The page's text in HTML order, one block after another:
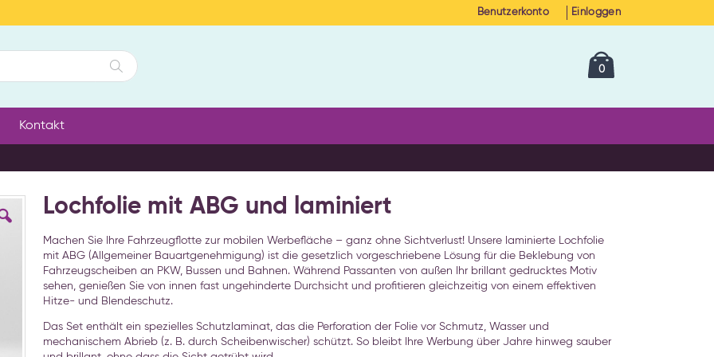
Benutzerkonto Einloggen
0Artikel
Kontakt
Lochfolie mit ABG und laminiert
Machen Sie Ihre Fahrzeugflotte zur mobilen Werbefläche – ganz ohne Sichtverlust! Unsere laminierte Lochfolie
mit ABG (Allgemeiner Bauartgenehmigung) ist die gesetzlich vorgeschriebene Lösung für die Beklebung von
Fahrzeugscheiben an PKW, Bussen und Bahnen. Während Passanten von außen Ihr brillant gedrucktes Motiv
sehen, genießen Sie von innen fast ungehinderte Durchsicht und profitieren gleichzeitig von einem effektiven
Hitze- und Blendeschutz.
Das Set enthält ein spezielles Schutzlaminat, das die Perforation der Folie vor Schmutz, Wasser und
mechanischem Abrieb (z. B. durch Scheibenwischer) schützt. So bleibt Ihre Werbung über Jahre hinweg sauber